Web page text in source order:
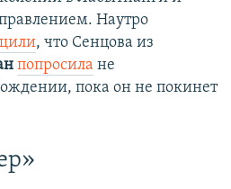
Наутро
, что Сенцова из
попросила не
пока он не покинет